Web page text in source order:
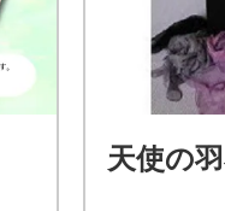
天使の